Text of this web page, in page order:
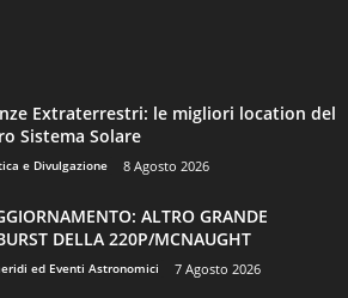
Extraterrestri: le migliori location del
Sistema Solare
e Divulgazione 8 Agosto 2026
ALTRO GRANDE
DELLA 220P/MCNAUGHT
ed Eventi Astronomici 7 Agosto 2026